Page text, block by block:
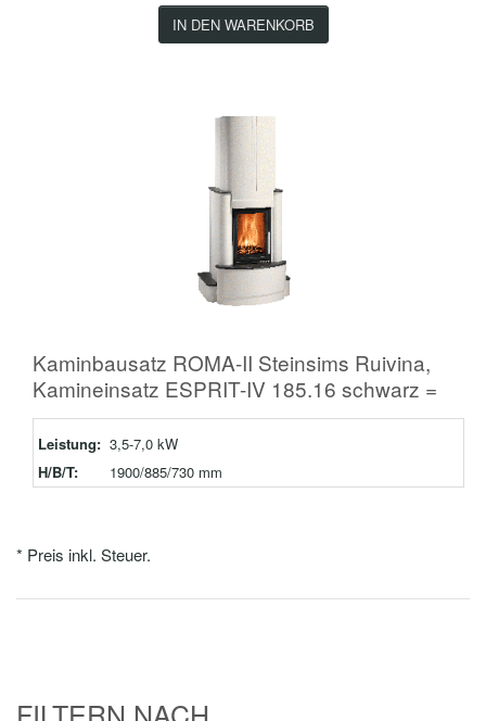
IN DEN WARENKORB
Kaminbausatz ROMA-II Steinsims Ruivina,
Kamineinsatz ESPRIT-IV 185.16 schwarz =
Leistung: 3,5-7,0 kW
H/B/T:
1900/885/730 mm
* Preis inkl. Steuer.